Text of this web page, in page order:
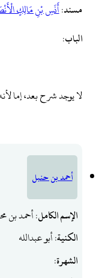
مسند:أَنَسِ ‌بْنِ ‌مَالِكٍ
الباب:
لا يوجد شرح بعد، إما
أحمد بن حنبل
الإسم الكامل: أحمد بن
الكنية: أبو عبدالله
الشهرة: